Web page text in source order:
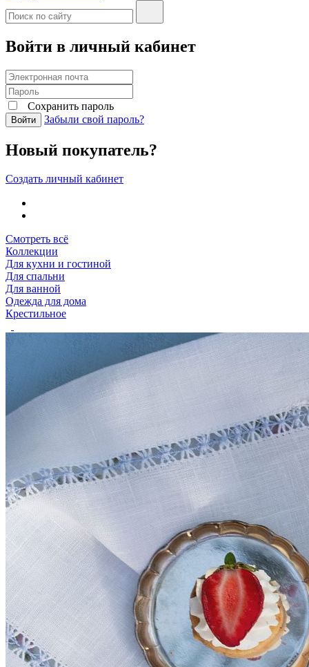
Войти в личный кабинет
Сохранить пароль
Войти Забыли свой пароль?
Новый покупатель?
Создать личный кабинет
Смотреть всё
Коллекции
Для кухни и гостиной
Для спальни
Для ванной
Одежда для дома
Крестильное